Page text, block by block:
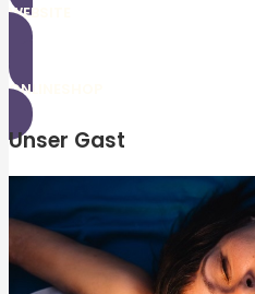
WEBSITE
ONLINESHOP
Unser Gast